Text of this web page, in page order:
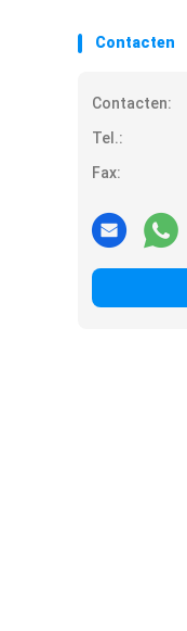
Contacten
Contacten:
Tel.:
Fax: